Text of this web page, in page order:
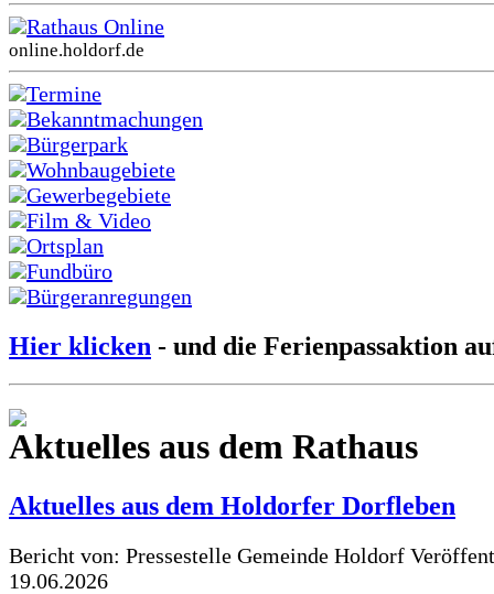
Rathaus Online
online.holdorf.de
Termine
Bekanntmachungen
Bürgerpark
Wohnbaugebiete
Gewerbegebiete
Film & Video
Ortsplan
Fundbüro
Bürgeranregungen
Hier klicken - und die Ferienpassaktion
Aktuelles aus dem Rathaus
Aktuelles aus dem Holdorfer Dorfleben
Bericht von: Pressestelle Gemeinde Holdorf
19.06.2026